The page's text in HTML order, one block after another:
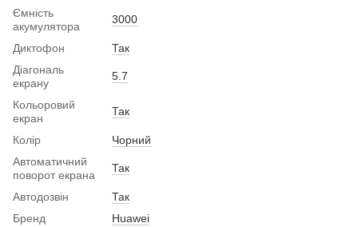
Ємність
акумулятора
3000
Диктофон
Так
Діагональ
екрану
5.7
Кольоровий
екран
Так
Колір
Чорний
Автоматичний
поворот екрана
Так
Автодозвін
Так
Бренд
Huawei